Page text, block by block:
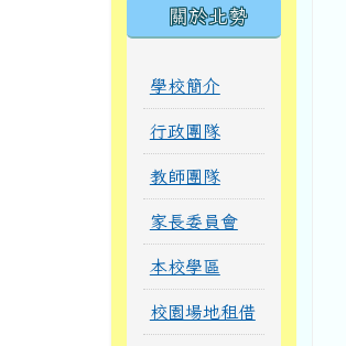
關於北勢
學校簡介
行政團隊
教師團隊
家長委員會
本校學區
校園場地租借